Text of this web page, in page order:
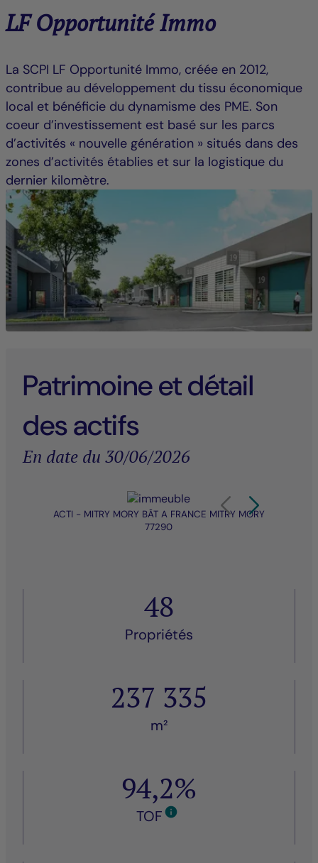
LF Opportunité Immo
La SCPI LF Opportunité Immo, créée en 2012,
contribue au développement du tissu économique
local et bénéficie du dynamisme des PME. Son
coeur d’investissement est basé sur les parcs
d’activités « nouvelle génération » situés dans des
zones d’activités établies et sur la logistique du
dernier kilomètre.
Patrimoine et détail
des actifs
En date du 30/06/2026
Carrousel de produit
Carrousel de
Élément 1 sur 20
ACTI - MITRY MORY BÂT A FRANCE MITRY MORY
77290
48
Propriétés
237 335
m²
94,2%
TOF